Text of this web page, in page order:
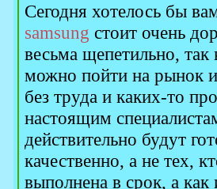
Сегодня хотелось бы
samsung стоит очень
весьма щепетильно,
можно пойти на рынок и
без труда и каких-то
настоящим
действительно будут
качественно, а не тех,
выполнена в срок, а как